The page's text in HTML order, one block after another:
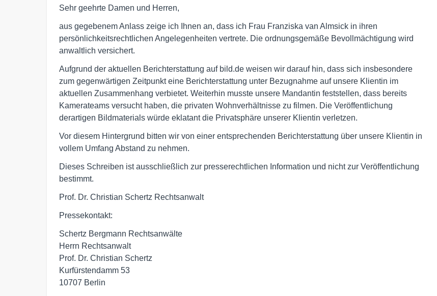
Sehr geehrte Damen und Herren,
aus gegebenem Anlass zeige ich Ihnen an, dass ich Frau Franziska van Almsick in ihren
persönlichkeitsrechtlichen Angelegenheiten vertrete. Die ordnungsgemäße Bevollmächtigung wird
anwaltlich versichert.
Aufgrund der aktuellen Berichterstattung auf bild.de weisen wir darauf hin, dass sich insbesondere
zum gegenwärtigen Zeitpunkt eine Berichterstattung unter Bezugnahme auf unsere Klientin im
aktuellen Zusammenhang verbietet. Weiterhin musste unsere Mandantin feststellen, dass bereits
Kamerateams versucht haben, die privaten Wohnverhältnisse zu filmen. Die Veröffentlichung
derartigen Bildmaterials würde eklatant die Privatsphäre unserer Klientin verletzen.
Vor diesem Hintergrund bitten wir von einer entsprechenden Berichterstattung über unsere Klientin in
vollem Umfang Abstand zu nehmen.
Dieses Schreiben ist ausschließlich zur presserechtlichen Information und nicht zur Veröffentlichung
bestimmt.
Prof. Dr. Christian Schertz Rechtsanwalt
Pressekontakt:
Schertz Bergmann Rechtsanwälte
Herrn Rechtsanwalt
Prof. Dr. Christian Schertz
Kurfürstendamm 53
10707 Berlin